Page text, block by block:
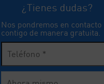
¿Tienes dudas?
Nos pondremos en contacto
contigo de manera gratuita.